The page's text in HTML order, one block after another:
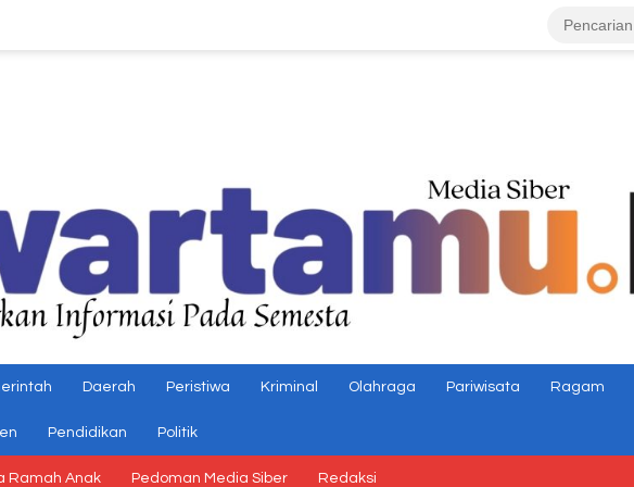
Daerah Peristiwa Kriminal Olahraga Pariwisata Ragam
Pendidikan Politik
Ramah Anak Pedoman Media Siber Redaksi